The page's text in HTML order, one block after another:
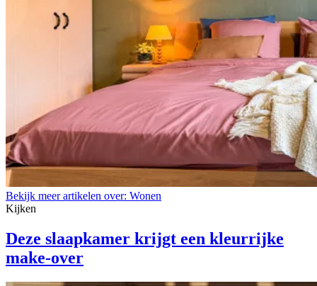
Bekijk meer artikelen over: Wonen
Kijken
Deze slaapkamer krijgt een kleurrijke
make-over